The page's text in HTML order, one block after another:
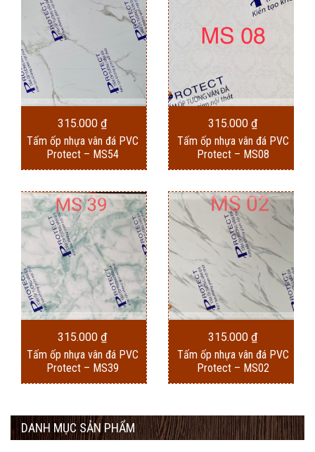
315.000 ₫
Tấm ốp nhựa vân đá PVC
Protect – MS54
315.000 ₫
Tấm ốp nhựa vân đá PVC
Protect – MS08
315.000 ₫
Tấm ốp nhựa vân đá PVC
Protect – MS39
315.000 ₫
Tấm ốp nhựa vân đá PVC
Protect – MS02
DANH MỤC SẢN PHẨM